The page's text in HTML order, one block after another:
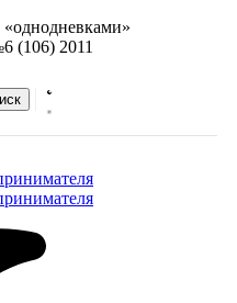
«однодневками»
(106) 2011